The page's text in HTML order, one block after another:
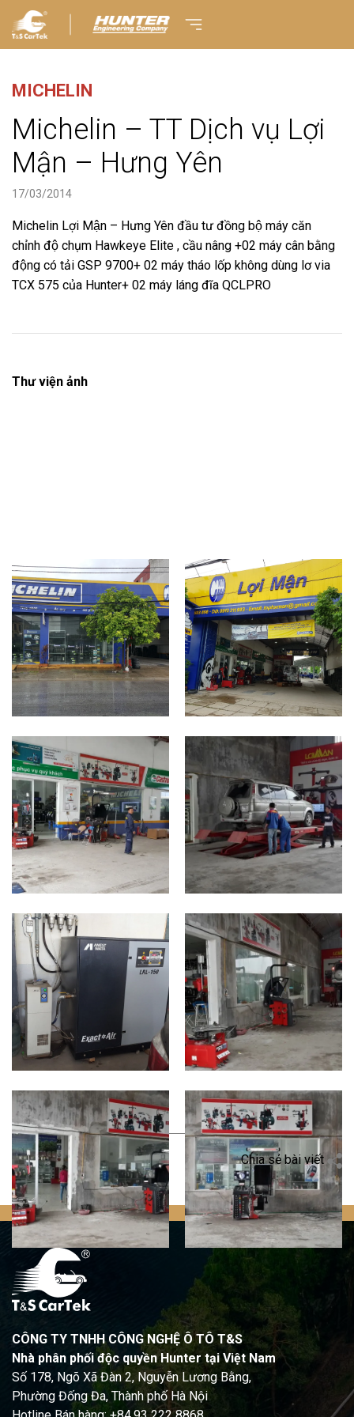
MICHELIN
Michelin – TT Dịch vụ Lợi
Mận – Hưng Yên
17/03/2014
Michelin Lợi Mận – Hưng Yên đầu tư đồng bộ máy căn
chỉnh độ chụm Hawkeye Elite , cầu nâng +02 máy cân bằng
động có tải GSP 9700+ 02 máy tháo lốp không dùng lơ via
TCX 575 của Hunter+ 02 máy láng đĩa QCLPRO
Thư viện ảnh
Quay trở lại Chia sẻ bài viết
CÔNG TY TNHH CÔNG NGHỆ Ô TÔ T&S
Nhà phân phối độc quyền Hunter tại Việt Nam
Số 178, Ngõ Xã Đàn 2, Nguyễn Lương Bằng,
Phường Đống Đa, Thành phố Hà Nội